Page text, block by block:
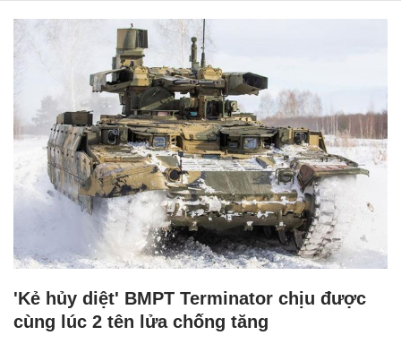
'Kẻ hủy diệt' BMPT Terminator chịu được
cùng lúc 2 tên lửa chống tăng